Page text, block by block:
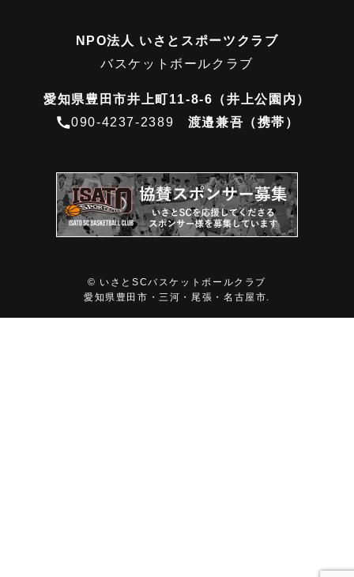
NPO法人 いさとスポーツクラブ
バスケットボールクラブ
愛知県豊田市井上町11-8-6（井上公園内）
090-4237-2389 渡邉兼吾（携帯）
© いさとSCバスケットボールクラブ
愛知県豊田市・三河・尾張・名古屋市.